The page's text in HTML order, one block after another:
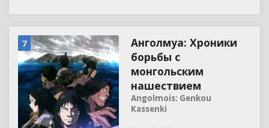
7
Анголмуа: Хроники
борьбы с
монгольским
нашествием
Angolmois: Genkou
Kassenki